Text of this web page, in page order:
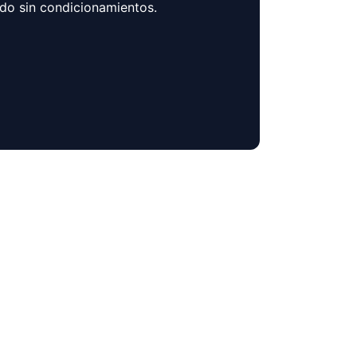
sin condicionamientos.